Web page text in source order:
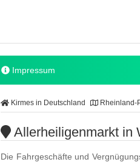
Impressum
Kirmes in Deutschland Rheinland-
Allerheiligenmarkt in
Die Fahrgeschäfte und